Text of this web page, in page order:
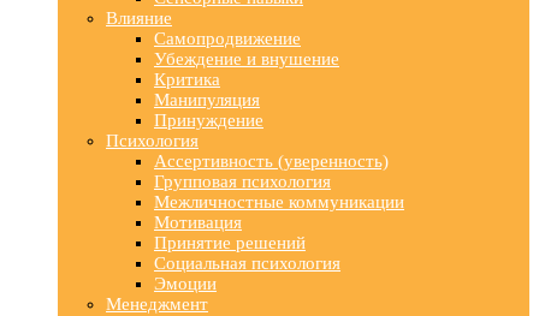
Влияние
Самопродвижение
Убеждение и внушение
Критика
Манипуляция
Принуждение
Психология
Ассертивность (уверенность)
Групповая психология
Межличностные коммуникации
Мотивация
Принятие решений
Социальная психология
Эмоции
Менеджмент